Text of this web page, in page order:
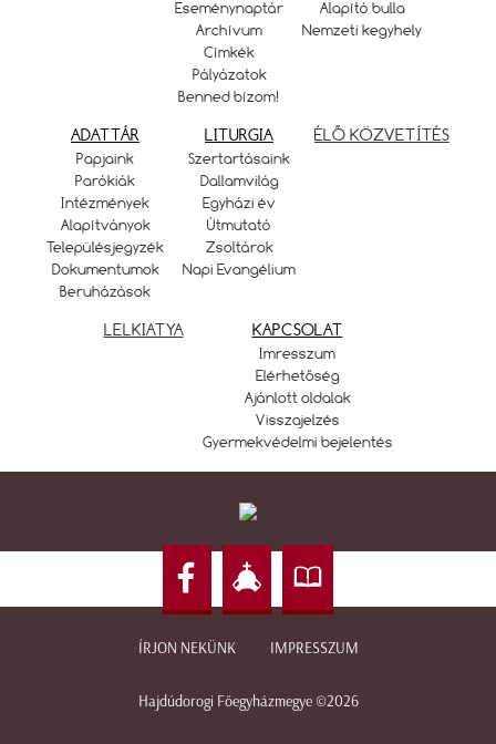
Eseménynaptár
Archívum
Címkék
Pályázatok
Benned bízom!
Alapító bulla
Nemzeti kegyhely
ADATTÁR
Papjaink
Parókiák
Intézmények
Alapítványok
Településjegyzék
Dokumentumok
Beruházások
LITURGIA
Szertartásaink
Dallamvilág
Egyházi év
Útmutató
Zsoltárok
Napi Evangélium
ÉLŐ KÖZVETÍTÉS
LELKIATYA KAPCSOLAT
Imresszum
Elérhetőség
Ajánlott oldalak
Visszajelzés
Gyermekvédelmi bejelentés
ÍRJON NEKÜNK IMPRESSZUM
Hajdúdorogi Főegyházmegye ©2026